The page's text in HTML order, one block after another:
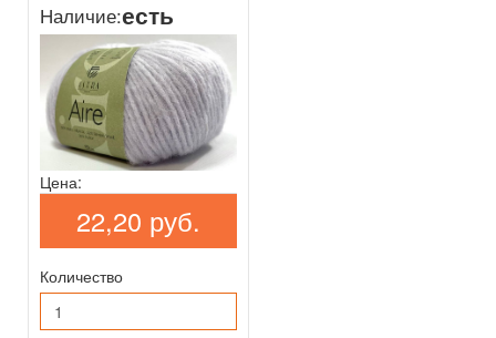
Наличие:есть
Цена:
22,20 руб.
Количество